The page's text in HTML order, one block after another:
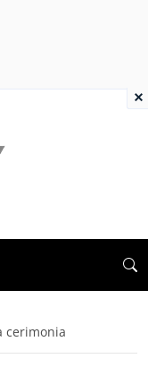
cerimonia
×